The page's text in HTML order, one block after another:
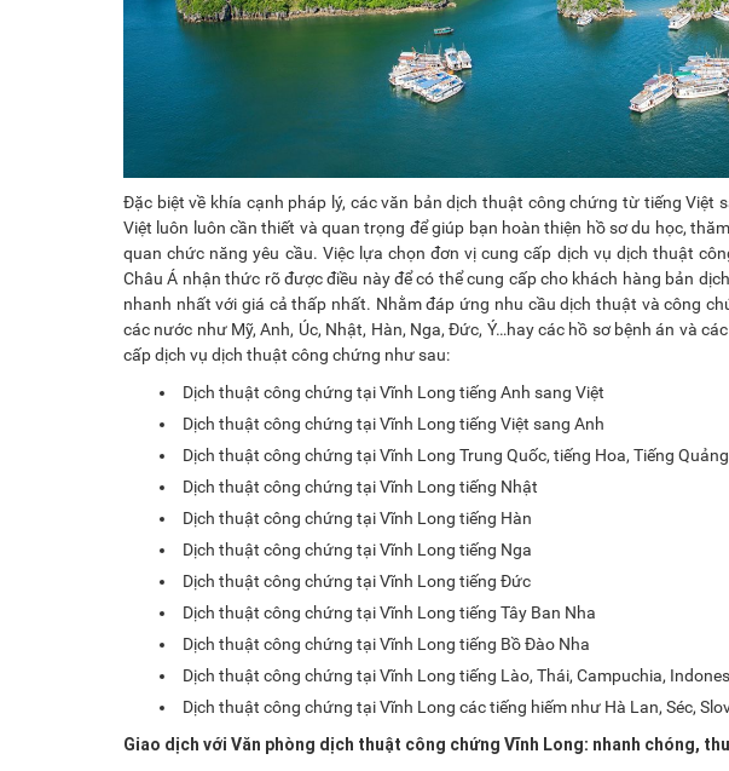
Đặc biệt về khía cạnh pháp lý, các văn bản dịch thuật công chứng từ tiếng
Việt luôn luôn cần thiết và quan trọng để giúp bạn hoàn thiện hồ sơ du học,
quan chức năng yêu cầu. Việc lựa chọn đơn vị cung cấp dịch vụ dịch thuật
Châu Á nhận thức rõ được điều này để có thể cung cấp cho khách hàng bản
nhanh nhất với giá cả thấp nhất. Nhằm đáp ứng nhu cầu dịch thuật và công
các nước như Mỹ, Anh, Úc, Nhật, Hàn, Nga, Đức, Ý…hay các hồ sơ bệnh án và
cấp dịch vụ dịch thuật công chứng như sau:
Dịch thuật công chứng tại Vĩnh Long tiếng Anh sang Việt
Dịch thuật công chứng tại Vĩnh Long tiếng Việt sang Anh
Dịch thuật công chứng tại Vĩnh Long Trung Quốc, tiếng Hoa, Tiếng
Dịch thuật công chứng tại Vĩnh Long tiếng Nhật
Dịch thuật công chứng tại Vĩnh Long tiếng Hàn
Dịch thuật công chứng tại Vĩnh Long tiếng Nga
Dịch thuật công chứng tại Vĩnh Long tiếng Đức
Dịch thuật công chứng tại Vĩnh Long tiếng Tây Ban Nha
Dịch thuật công chứng tại Vĩnh Long tiếng Bồ Đào Nha
Dịch thuật công chứng tại Vĩnh Long tiếng Lào, Thái, Campuchia,
Dịch thuật công chứng tại Vĩnh Long các tiếng hiếm như Hà Lan, Séc,
Giao dịch với Văn phòng dịch thuật công chứng Vĩnh Long: nhanh chóng,